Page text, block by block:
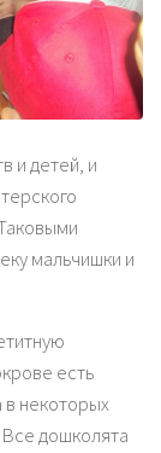
и детей, и
мальчишки и
есть
в некоторых
дошколята